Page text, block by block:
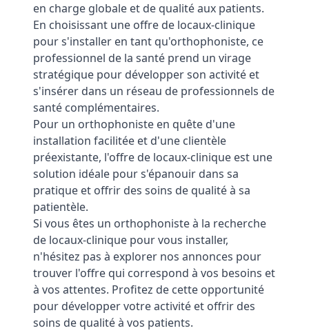
en charge globale et de qualité aux patients.
En choisissant une offre de locaux-clinique
pour s'installer en tant qu'orthophoniste, ce
professionnel de la santé prend un virage
stratégique pour développer son activité et
s'insérer dans un réseau de professionnels de
santé complémentaires.
Pour un orthophoniste en quête d'une
installation facilitée et d'une clientèle
préexistante, l'offre de locaux-clinique est une
solution idéale pour s'épanouir dans sa
pratique et offrir des soins de qualité à sa
patientèle.
Si vous êtes un orthophoniste à la recherche
de locaux-clinique pour vous installer,
n'hésitez pas à explorer nos annonces pour
trouver l'offre qui correspond à vos besoins et
à vos attentes. Profitez de cette opportunité
pour développer votre activité et offrir des
soins de qualité à vos patients.